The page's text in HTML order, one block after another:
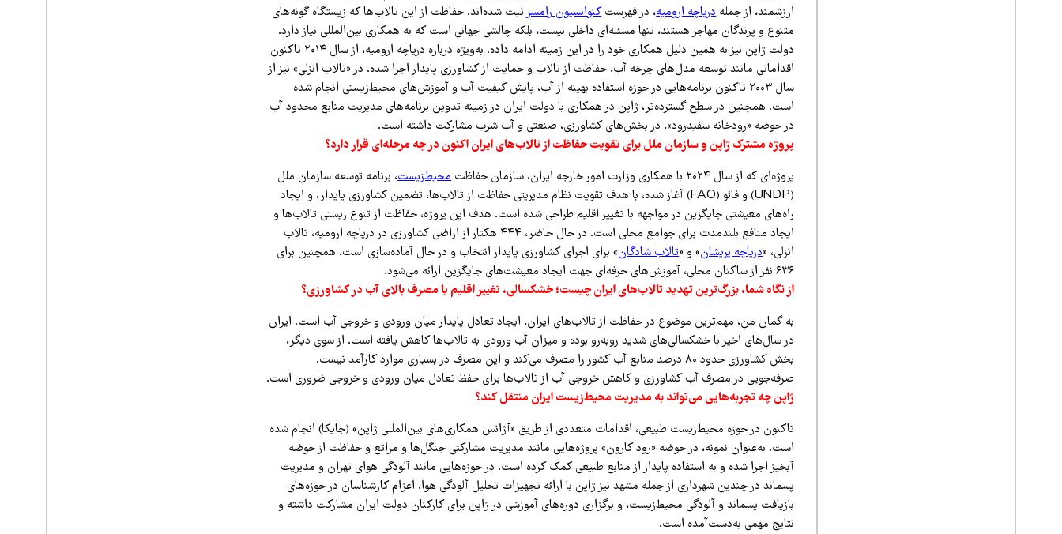
ارزشمند، از جملهدریاچه ارومیه، در فهرستکنوانسیون رامسرثبت شده‌اند. حفاظت از این تالاب‌ها که زیستگاه گونه‌های
متنوع و پرندگان مهاجر هستند، تنها مسئله‌ای داخلی نیست، بلکه چالشی جهانی است که به همکاری بین‌المللی نیاز دارد.
دولت ژاپن نیز به همین دلیل همکاری خود را در این زمینه ادامه داده. به‌ویژه درباره دریاچه ارومیه، از سال ۲۰۱۴ تاکنون
اقداماتی مانند توسعه مدل‌های چرخه آب، حفاظت از تالاب و حمایت از کشاورزی پایدار اجرا شده. در «تالاب انزلی» نیز از
سال ۲۰۰۳ تاکنون برنامه‌هایی در حوزه استفاده بهینه از آب، پایش کیفیت آب و آموزش‌های محیط‌زیستی انجام شده
است. همچنین در سطح گسترده‌تر، ژاپن در همکاری با دولت ایران در زمینه تدوین برنامه‌های مدیریت منابع محدود آب
در حوضه «رودخانه سفیدرود»، در بخش‌های کشاورزی، صنعتی و آب شرب مشارکت داشته است.
پروژه مشترک ژاپن و سازمان ملل برای تقویت حفاظت از تالاب‌های ایران اکنون در چه مرحله‌ای قرار دارد؟
پروژه‌ای که از سال ۲۰۲۴ با همکاری وزارت امور خارجه ایران، سازمان حفاظت
محیط‌زیست، برنامه توسعه سازمان ملل
(UNDP) و فائو (FAO) آغاز شده، با هدف تقویت نظام مدیریتی حفاظت از تالاب‌ها، تضمین کشاورزی پایدار، و ایجاد
راه‌های معیشتی جایگزین در مواجهه با تغییر اقلیم طراحی شده است. هدف این پروژه، حفاظت از تنوع زیستی تالاب‌ها و
ایجاد منافع بلندمدت برای جوامع محلی است. در حال حاضر، ۴۴۴ هکتار از اراضی کشاورزی در دریاچه ارومیه، تالاب
انزلی، «دریاچه پریشان» و «تالاب شادگان» برای اجرای کشاورزی پایدار انتخاب و در حال آماده‌سازی است. همچنین برای
۶۳۶ نفر از ساکنان محلی، آموزش‌های حرفه‌ای جهت ایجاد معیشت‌های جایگزین ارائه می‌شود.
از نگاه شما، بزرگ‌ترین تهدید تالاب‌های ایران چیست؛ خشکسالی، تغییر اقلیم یا مصرف بالای آب در کشاورزی؟
به گمان من، مهم‌ترین موضوع در حفاظت از تالاب‌های ایران، ایجاد تعادل پایدار میان ورودی و خروجی آب است. ایران
در سال‌های اخیر با خشکسالی‌های شدید روبه‌رو بوده و میزان آب ورودی به تالاب‌ها کاهش یافته است. از سوی دیگر،
بخش کشاورزی حدود ۸۰ درصد منابع آب کشور را مصرف می‌کند و این مصرف در بسیاری موارد کارآمد نیست.
صرفه‌جویی در مصرف آب کشاورزی و کاهش خروجی آب از تالاب‌ها برای حفظ تعادل میان ورودی و خروجی ضروری است.
ژاپن چه تجربه‌هایی می‌تواند به مدیریت محیط‌زیست ایران منتقل کند؟
تاکنون در حوزه محیط‌زیست طبیعی، اقدامات متعددی از طریق «آژانس همکاری‌های بین‌المللی ژاپن» (جایکا) انجام شده
است. به‌عنوان نمونه، در حوضه «رود کارون» پروژه‌هایی مانند مدیریت مشارکتی جنگل‌ها و مراتع و حفاظت از حوضه
آبخیز اجرا شده و به استفاده پایدار از منابع طبیعی کمک کرده است. در حوزه‌هایی مانند آلودگی هوای تهران و مدیریت
پسماند در چندین شهرداری از جمله مشهد نیز ژاپن با ارائه تجهیزات تحلیل آلودگی هوا، اعزام کارشناسان در حوزه‌های
بازیافت پسماند و آلودگی محیط‌زیست، و برگزاری دوره‌های آموزشی در ژاپن برای کارکنان دولت ایران مشارکت داشته و
نتایج مهمی به‌دست‌آمده است.